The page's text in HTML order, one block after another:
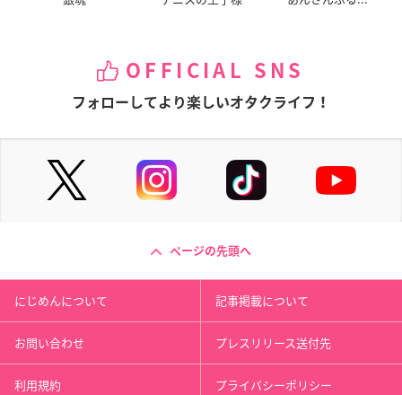
OFFICIAL SNS
フォローしてより楽しいオタクライフ！
ページの先頭へ
にじめんについて 記事掲載について
お問い合わせ プレスリリース送付先
利用規約 プライバシーポリシー